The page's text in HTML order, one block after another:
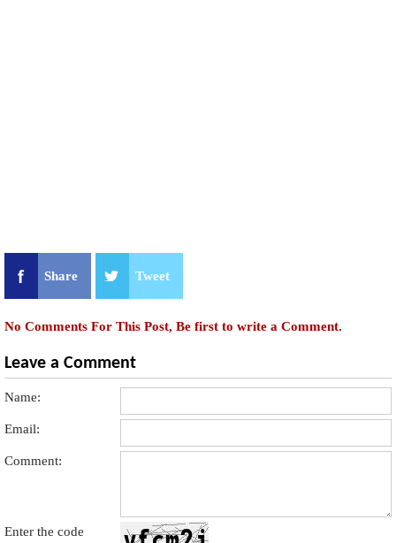
Share Tweet
No Comments For This Post, Be first to write a Comment.
Leave a Comment
Name:
Email:
Comment:
Enter the code